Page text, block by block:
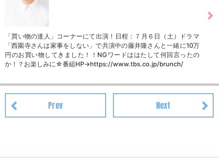
「買い物の達人」コーナーにて出演！日程：７月６日（土）ドラマ
「西園寺さんは家事をしない」で共演中の藤井隆さんと一緒に10万
円のお買い物してきました！！NGワードははたして何回言ったの
か！？お楽しみに☆番組HP→https://www.tbs.co.jp/brunch/
Prev Next